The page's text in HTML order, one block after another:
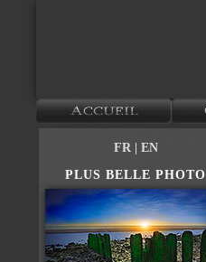
FR
| EN
PLUS BELLE PHOTO